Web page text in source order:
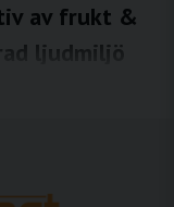
av frukt &
ljudmiljö
och naturlig energi. De
akustiskt.